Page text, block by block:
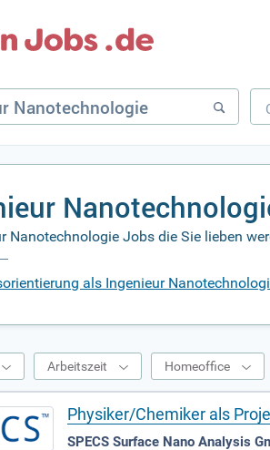
Nanotechnologie Jobs die Sie lieben
als Ingenieur
Arbeitszeit Homeoffice
Physiker/Chemiker als
SPECS Surface Nano Analysis